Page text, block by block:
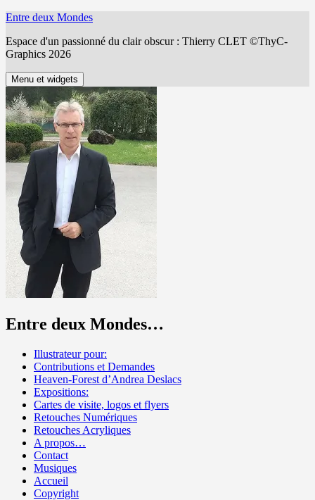
Aller
contenu
Entre deux Mondes
Espace d'un passionné du clair obscur : Thierry CLET ©ThyC-
Graphics 2026
Menu et widgets
Entre deux Mondes…
Illustrateur pour:
Contributions et Demandes
Heaven-Forest d’Andrea Deslacs
Expositions:
Cartes de visite, logos et flyers
Retouches Numériques
Retouches Acryliques
A propos…
Contact
Musiques
Accueil
Copyright